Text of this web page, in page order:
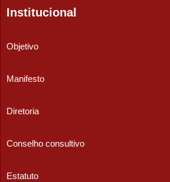
Institucional
Objetivo
Manifesto
Diretoria
Conselho consultivo
Estatuto